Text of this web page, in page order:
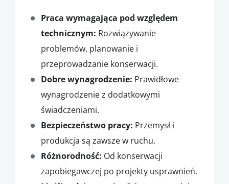
Praca wymagająca pod względem
technicznym: Rozwiązywanie
problemów, planowanie i
przeprowadzanie konserwacji.
Dobre wynagrodzenie: Prawidłowe
wynagrodzenie z dodatkowymi
świadczeniami.
Bezpieczeństwo pracy: Przemysł i
produkcja są zawsze w ruchu.
Różnorodność: Od konserwacji
zapobiegawczej po projekty usprawnień.